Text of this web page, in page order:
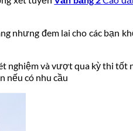
nhưng đem lai cho các bạn
nghiệmvà vượt qua kỳ thi tốt
nếu có nhu cầu